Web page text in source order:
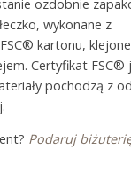
ozdobnie
wykonane z
kartonu,
Certyfikat FSC®
pochodzą z
Podaruj